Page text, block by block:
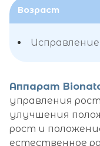
Возраст
Аппарат
управления
улучшения
рост и
естественное